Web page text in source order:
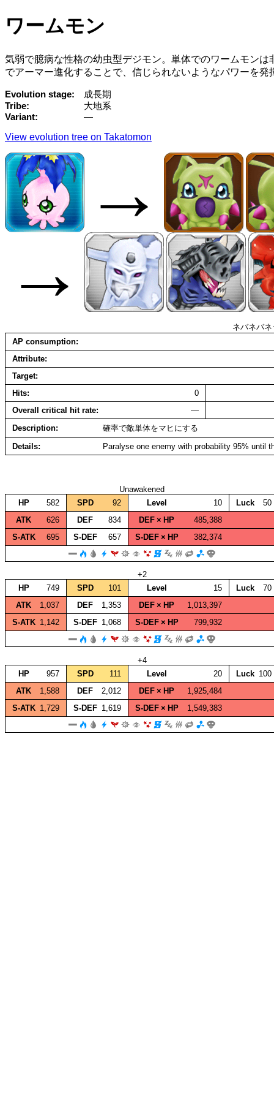
ワームモン
気弱で臆病な性格の幼虫型デジモン。単体でのワームモン
でアーマー進化することで、信じられないようなパワーを発
Evolution stage
成長期
Tribe
大地系
Variant
—
View evolution tree on Takatomon
→
→
ネバネバネ
AP consumption
Attribute
Target
Hits
0
Overall critical hit rate
—
Description
確率で敵単体をマヒにする
Details
Paralyse one enemy with probability 95% until
Unawakened
HP
582 SPD 92 Level 10 Luck
50
ATK
626 DEF 834 DEF × HP
485,388
S‑ATK
695 S‑DEF 657 S‑DEF × HP 382,374
+2
HP
749 SPD 101 Level 15 Luck
70
ATK
1,037 DEF 1,353 DEF × HP
1,013,397
S‑ATK 1,142 S‑DEF 1,068 S‑DEF × HP 799,932
+4
HP
957 SPD 111 Level 20 Luck 100
ATK
1,588 DEF 2,012 DEF × HP
1,925,484
S‑ATK 1,729 S‑DEF 1,619 S‑DEF × HP 1,549,383